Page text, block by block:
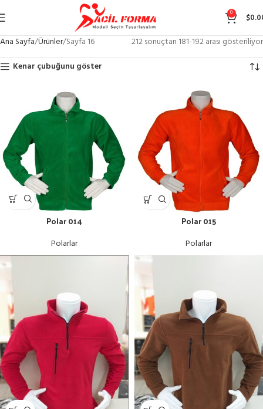
0 $
Ana Sayfa Ürünler Sayfa 16
212 sonuçtan 181-192 arası gösteriliyor
Kenar çubuğunu göster
Polar 014
Polarlar
Polar 015
Polarlar